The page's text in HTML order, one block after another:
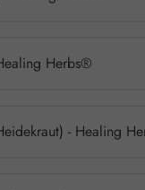
Herbs®
- Healing